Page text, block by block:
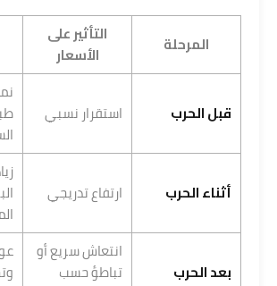
المرحلة
التأثير على
الأسعار
قبل الحرب استقرار نسبي
أثناء الحرب ارتفاع تدريجي
بعد الحرب
انتعاش سريع أو
تباطؤ حسب